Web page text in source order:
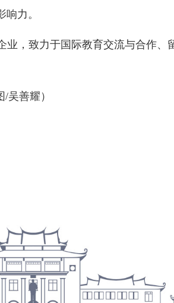
力。
，致力于国际教育交流与合作、
吴善耀）